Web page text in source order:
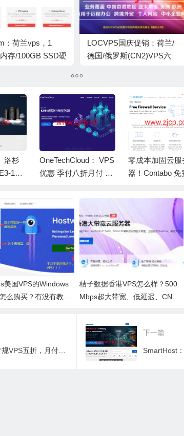
：荷兰vps，1
存/100GB SSD硬
LOCVPS国庆促销：荷兰/
德国/俄罗斯(CN2)VPS六
OneTechCloud： VPS
优惠 季付八折月付 9
N2 GIA/9929/4837 香
港 CN2/CMI 英国双 I
SP 原生 IP
零成本加固云服务
器！Contabo 免费内
美国VPS的Windows
么购买？有没有教程
桔子数据香港VPS怎么样？500
Mbps超大带宽、低延迟、CN2
下一篇